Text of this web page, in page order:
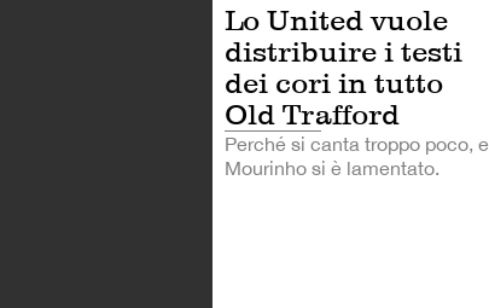
Lo United vuole
distribuire i testi
dei cori in tutto
Old Trafford
Perché si canta troppo poco, e
Mourinho si è lamentato.